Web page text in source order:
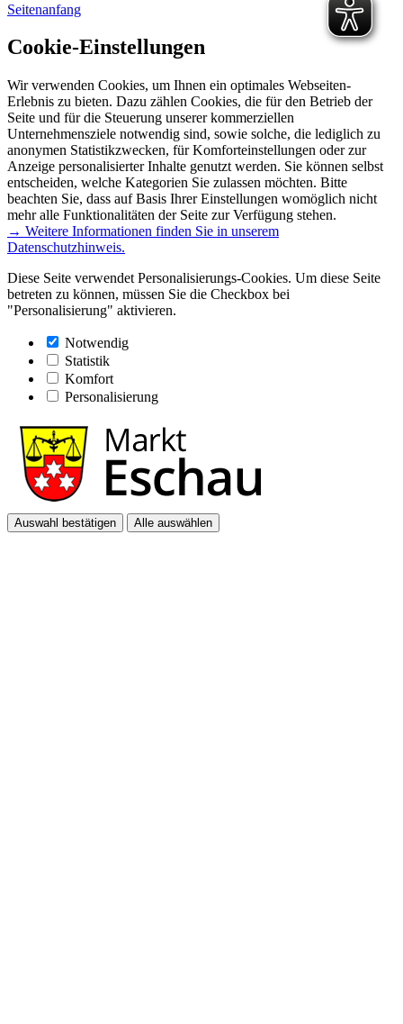
Seitenanfang
Cookie-Einstellungen
Wir verwenden Cookies, um Ihnen ein optimales Webseiten-
Erlebnis zu bieten. Dazu zählen Cookies, die für den Betrieb der
Seite und für die Steuerung unserer kommerziellen
Unternehmensziele notwendig sind, sowie solche, die lediglich zu
anonymen Statistikzwecken, für Komforteinstellungen oder zur
Anzeige personalisierter Inhalte genutzt werden. Sie können selbst
entscheiden, welche Kategorien Sie zulassen möchten. Bitte
beachten Sie, dass auf Basis Ihrer Einstellungen womöglich nicht
mehr alle Funktionalitäten der Seite zur Verfügung stehen.
→ Weitere Informationen finden Sie in unserem
Datenschutzhinweis.
Diese Seite verwendet Personalisierungs-Cookies. Um diese Seite
betreten zu können, müssen Sie die Checkbox bei
"Personalisierung" aktivieren.
Notwendig
Statistik
Komfort
Personalisierung
Auswahl bestätigen Alle auswählen